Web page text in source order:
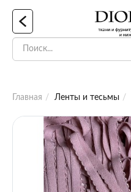
Главная Ленты и тесьмы